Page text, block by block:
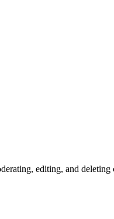
editing, and